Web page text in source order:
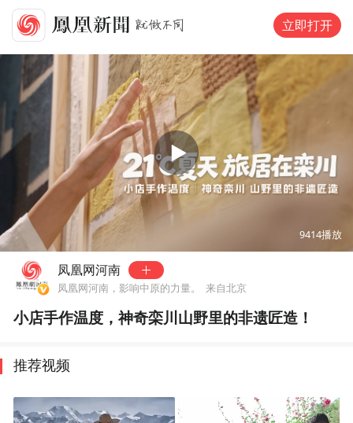
立即打开
00:00 03:28
9414播放
凤凰网河南
凤凰网河南，影响中原的力量。 来自北京
小店手作温度，神奇栾川山野里的非遗匠造！
推荐视频